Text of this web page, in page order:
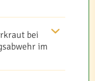
bei
im